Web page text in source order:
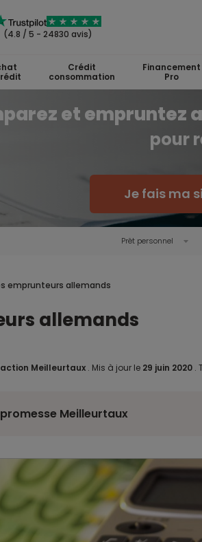
(4.8 / 5 - 24830 avis)
Crédit
consommation
Financement
Pro
et empruntez
pour
Je fais ma
Prêt personnel
emprunteurs allemands
allemands
Meilleurtaux . Mis à jour le 29 juin 2020 .
Meilleurtaux